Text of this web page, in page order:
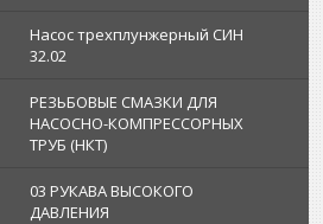
Насос трехплунжерный СИН
32.02
РЕЗЬБОВЫЕ СМАЗКИ ДЛЯ
НАСОСНО-КОМПРЕССОРНЫХ
ТРУБ (НКТ)
03 РУКАВА ВЫСОКОГО
ДАВЛЕНИЯ